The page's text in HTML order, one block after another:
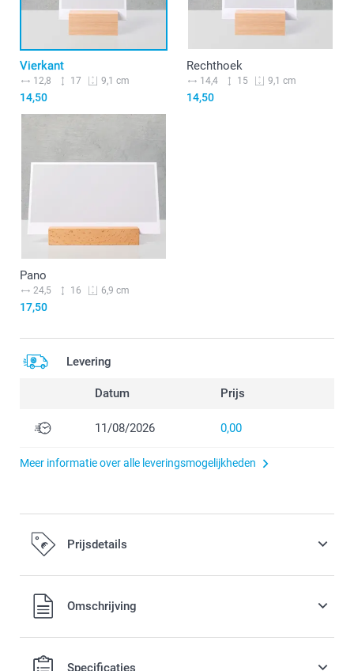
Vierkant
12,8 17 9,1 cm
14,50
Rechthoek
14,4 15 9,1 cm
14,50
Pano
24,5 16 6,9 cm
17,50
Levering
Datum Prijs
11/08/2026 0,00
Meer informatie over alle leveringsmogelijkheden
Prijsdetails
Alle prijzen zijn inclusief BTW
Omschrijving
Specificaties